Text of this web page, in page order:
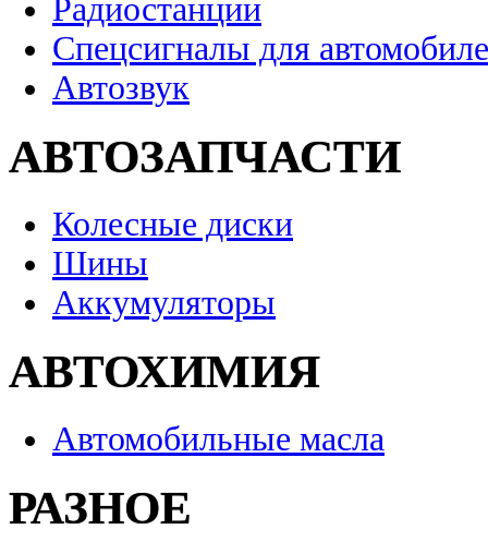
Радиостанции
Спецсигналы для
Автозвук
АВТОЗАПЧАСТИ
Колесные диски
Шины
Аккумуляторы
АВТОХИМИЯ
Автомобильные масла
РАЗНОЕ